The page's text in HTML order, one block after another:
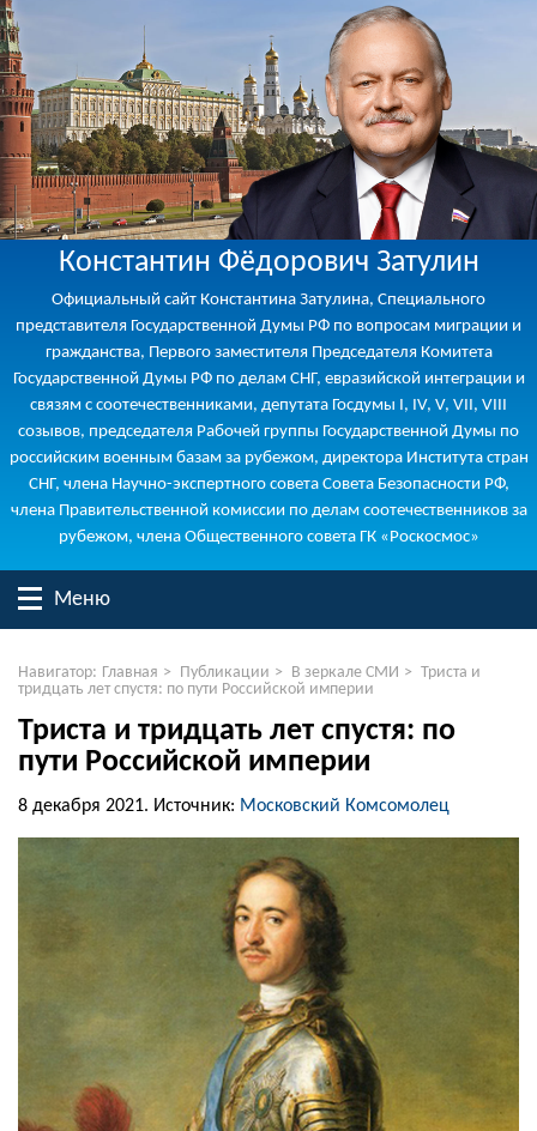
Константин Фёдорович Затулин
Официальный сайт Константина Затулина, Специального
представителя Государственной Думы РФ по вопросам миграции и
гражданства, Первого заместителя Председателя Комитета
Государственной Думы РФ по делам СНГ, евразийской интеграции и
связям с соотечественниками, депутата Госдумы I, IV, V, VII, VIII
созывов, председателя Рабочей группы Государственной Думы по
российским военным базам за рубежом, директора Института стран
СНГ, члена Научно-экспертного совета Совета Безопасности РФ,
члена Правительственной комиссии по делам соотечественников за
рубежом, члена Общественного совета ГК «Роскосмос»
Меню
Навигатор: Главная > Публикации > В зеркале СМИ > Триста и
тридцать лет спустя: по пути Российской империи
Триста и тридцать лет спустя: по
пути Российской империи
8 декабря 2021. Источник: Московский Комсомолец